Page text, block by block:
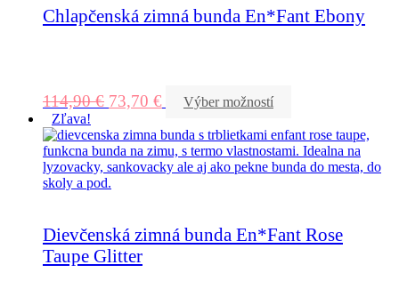
Chlapčenská zimná bunda En*Fant Ebony
114,90€ 73,70 €
Výber možností
Zľava!
Dievčenská zimná bunda En*Fant Rose
Taupe Glitter